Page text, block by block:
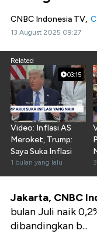
CNBC Indonesia TV,
13 August 2025 09:27
Related
03:15
Video: Inflasi AS
Meroket, Trump:
Saya Suka Inflasi
1 bulan yang lalu
Jakarta, CNBC
bulan Juli naik
dibandingkan b...